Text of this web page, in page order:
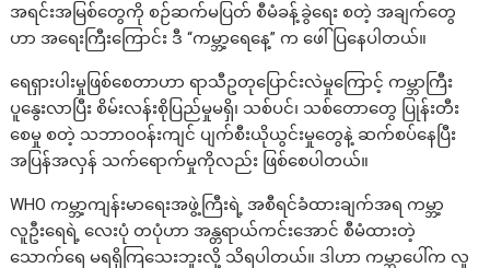
အရင်းအမြစ်တွေကို စဉ်ဆက်မပြတ် စီမံခန့်ခွဲရေး စတဲ့ အချက်တွေ
ဟာ အရေးကြီးကြောင်း ဒီ “ကမ္ဘာ့ရေနေ့” က ဖေါ်ပြနေပါတယ်။
ရေရှားပါးမှုဖြစ်စေတာဟာ ရာသီဥတုပြောင်းလဲမှုကြောင့် ကမ္ဘာကြီး
ပူနွေးလာပြီး စိမ်းလန်းစိုပြည်မှုမရှိ၊ သစ်ပင်၊ သစ်တောတွေ ပြုန်းတီး
စေမှု စတဲ့ သဘာဝဝန်းကျင် ပျက်စီးယိုယွင်းမှုတွေနဲ့ ဆက်စပ်နေပြီး
အပြန်အလှန် သက်ရောက်မှုကိုလည်း ဖြစ်စေပါတယ်။
WHO ကမ္ဘာ့ကျန်းမာရေးအဖွဲ့ကြီးရဲ့ အစီရင်ခံထားချက်အရ ကမ္ဘာ့
လူဦးရေရဲ့ လေးပုံ တပုံဟာ အန္တရာယ်ကင်းအောင် စီမံထားတဲ့
သောက်ရေ မရရှိကြသေးဘူးလို့ သိရပါတယ်။ ဒါဟာ ကမ္ဘာပေါ်က လူ